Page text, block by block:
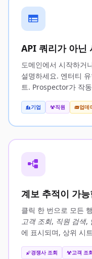
API 쿼리가 아닌
도메인에서 시작하거
설명하세요. 엔터티
트. Prospector가 작
기업 직원 업데
계보 추적이 가
클릭 한 번으로 모든
고객 조회, 직원 검색,
에 표시되며, 상위 시
경쟁사 조회 고객 조